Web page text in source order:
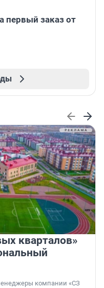
первый заказ от
кварталов»
компании «СЗ